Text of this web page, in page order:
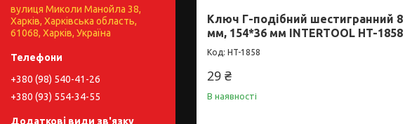
Ключ Г-подібний шестигранний 8
мм, 154*36 мм INTERTOOL HT-1858
HT-1858
29 ₴
В наявності
вулиця Миколи Манойла 38,
Харків, Харківська область,
61068, Харків, Україна
+380 (98) 540-41-26
+380 (93) 554-34-55